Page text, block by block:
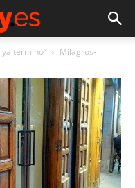
terminó”
Milagros-